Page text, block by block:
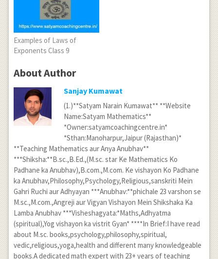
Examples of Laws of
Exponents Class 9
About Author
Sanjay Kumawat
(1.)**Satyam Narain Kumawat** **Website
Name:Satyam Mathematics**
*Owner:satyamcoachingcentre.in*
*Sthan:Manoharpur,Jaipur (Rajasthan)*
**Teaching Mathematics aur Anya Anubhav**
***Shiksha:**B.sc.,B.Ed.,(M.sc. star Ke Mathematics Ko
Padhane ka Anubhav),B.com.,M.com. Ke vishayon Ko Padhane
ka Anubhav,Philosophy,Psychology,Religious,sanskriti Mein
Gahri Ruchi aur Adhyayan ***Anubhav:**phichale 23 varshon se
M.sc.,M.com.,Angreji aur Vigyan Vishayon Mein Shikshaka Ka
Lamba Anubhav ***Visheshagyata:*Maths,Adhyatma
(spiritual),Yog vishayon ka vistrit Gyan* ****In Brief:I have read
about M.sc. books,psychology,philosophy,spiritual,
vedic,religious,yoga,health and different many knowledgeable
books.A dedicated math expert with 23+ years of teaching